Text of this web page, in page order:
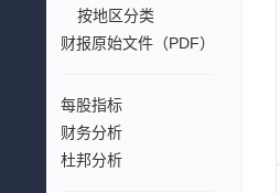
按地区分类
财报原始文件（PDF）
每股指标
财务分析
杜邦分析